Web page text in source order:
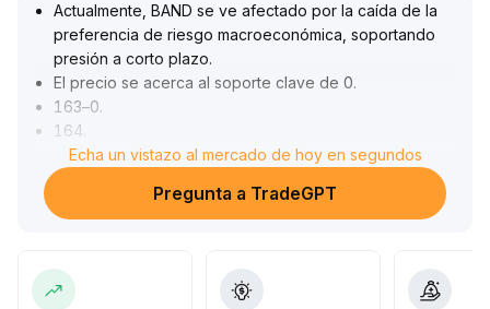
Actualmente, BAND se ve afectado por la caída de la
preferencia de riesgo macroeconómica, soportando
presión a corto plazo.
El precio se acerca al soporte clave de 0.
163–0.
164
Si no logra consolidarse de manera efectiva, podría
buscar nuevamente los niveles de 0
significativo, lo que indica que la fuerza vendedora aún
está bajo control
Echa un vistazo al mercado de hoy en segundos
Pregunta a TradeGPT